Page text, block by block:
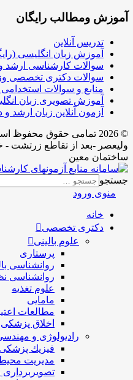
آموزش ومطالب رایگان
تدریس آنلاین
آموزش زبان انگلیسی
سوالات کارشناسی ارشد
سوالات دکتری تخصصی
منابع و سوالات
آموزش تصویری زبان
آزمون آنلاین زبان ارشد
© 2026 تمامی حقوق محفوظ
ساختمان معین
جستجو
منوی ورود
خانه
دکتری تخصصی
علوم بالینی
پرستاری
روانشناسی
روانشناسی
علوم تغذیه
مامایی
مطالعات
اخلاق پزشکی
رادیولوژی و
فيزيك پزشکی
مدیریت